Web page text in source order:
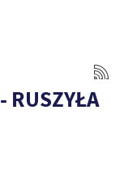
RUSZYŁA